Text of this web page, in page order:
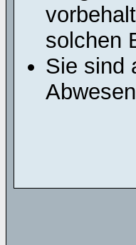
solchen
Sie sind